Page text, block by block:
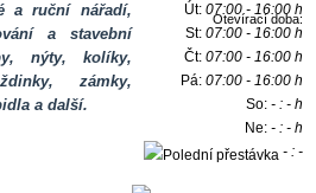
a ruční nářadí,
a stavební
nýty, kolíky,
zámky,
a další.
Otevírací doba:
Út:07:00 - 16:00 h
St:07:00 - 16:00 h
Čt:07:00 - 16:00 h
Pá:07:00 - 16:00 h
So:- : - h
Ne:- : - h
- : -